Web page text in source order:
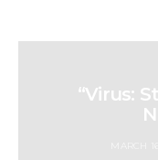
“Virus: